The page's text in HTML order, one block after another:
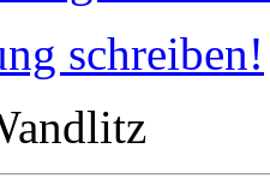
schreiben!